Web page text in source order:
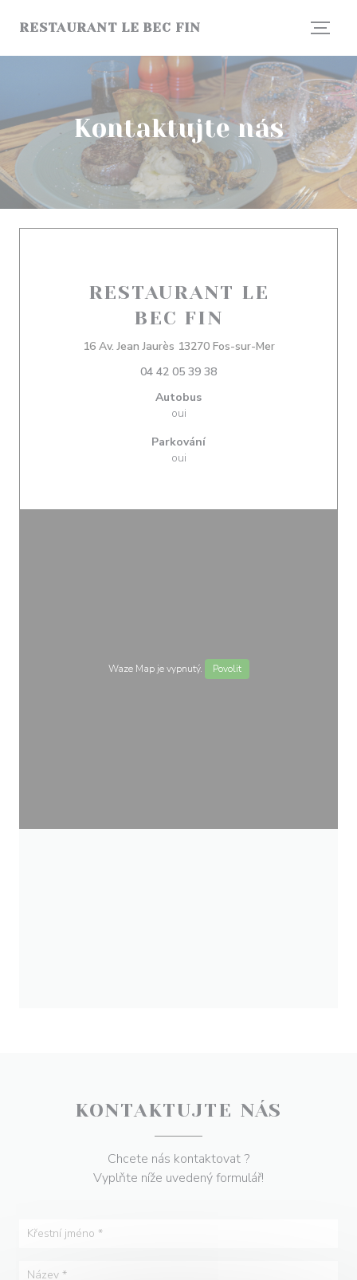
RESTAURANT LE BEC FIN
Kontaktujte nás
RESTAURANT LE
BEC FIN
16 Av. Jean Jaurès 13270 Fos-sur-Mer((otevře se v
04 42 05 39 38
Autobus
oui
Parkování
oui
Waze Map je vypnutý. Povolit
KONTAKTUJTE NÁS
Chcete nás kontaktovat ?
Vyplňte níže uvedený formulář!